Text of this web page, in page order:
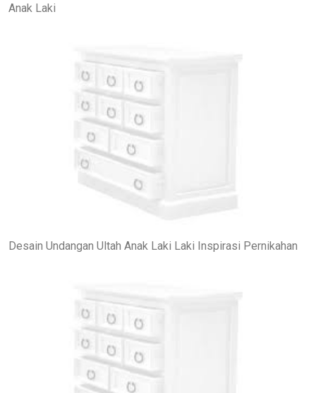
Anak Laki
Desain Undangan Ultah Anak Laki Laki Inspirasi Pernikahan